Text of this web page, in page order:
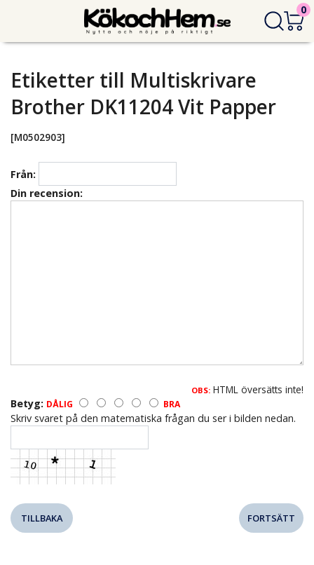
0
Etiketter till Multiskrivare
Brother DK11204 Vit Papper
[M0502903]
Från:
Din recension:
OBS: HTML översätts inte!
Betyg: DÅLIG BRA
Skriv svaret på den matematiska frågan du ser i bilden nedan.
TILLBAKA